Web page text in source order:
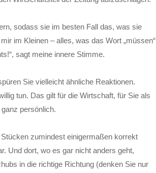
sodass sie im besten Fall das, was sie
im Kleinen – alles, was das Wort „müssen“
sagt meine innere Stimme.
Sie vielleicht ähnliche Reaktionen.
tun. Das gilt für die Wirtschaft, für Sie als
persönlich.
zumindest einigermaßen korrekt
Und dort, wo es gar nicht anders geht,
in die richtige Richtung (denken Sie nur